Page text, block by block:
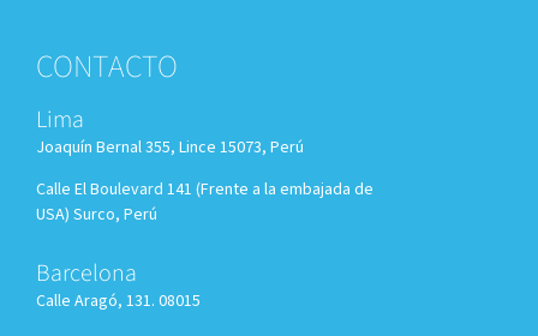
CONTACTO
Lima
Joaquín Bernal 355, Lince 15073, Perú
Calle El Boulevard 141 (Frente a la embajada de
USA) Surco, Perú
Barcelona
Calle Aragó, 131. 08015